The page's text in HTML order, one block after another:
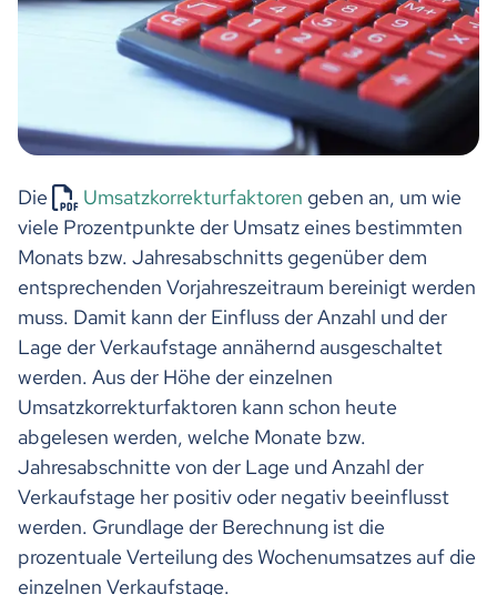
Die Umsatzkorrekturfaktoren geben an, um wie
viele Prozentpunkte der Umsatz eines bestimmten
Monats bzw. Jahresabschnitts gegenüber dem
entsprechenden Vorjahreszeitraum bereinigt werden
muss. Damit kann der Einfluss der Anzahl und der
Lage der Verkaufstage annähernd ausgeschaltet
werden. Aus der Höhe der einzelnen
Umsatzkorrekturfaktoren kann schon heute
abgelesen werden, welche Monate bzw.
Jahresabschnitte von der Lage und Anzahl der
Verkaufstage her positiv oder negativ beeinflusst
werden. Grundlage der Berechnung ist die
prozentuale Verteilung des Wochenumsatzes auf die
einzelnen Verkaufstage.